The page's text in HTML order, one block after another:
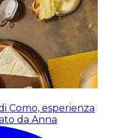
Como, esperienza
da Anna